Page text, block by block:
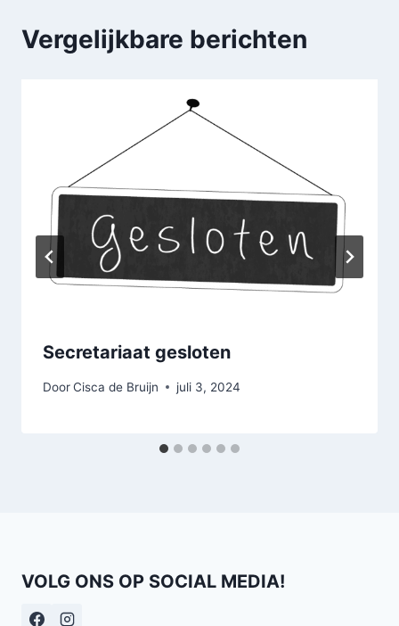
Vergelijkbare berichten
Secretariaat gesloten
DoorCisca de Bruijn juli 3, 2024
VOLG ONS OP SOCIAL MEDIA!